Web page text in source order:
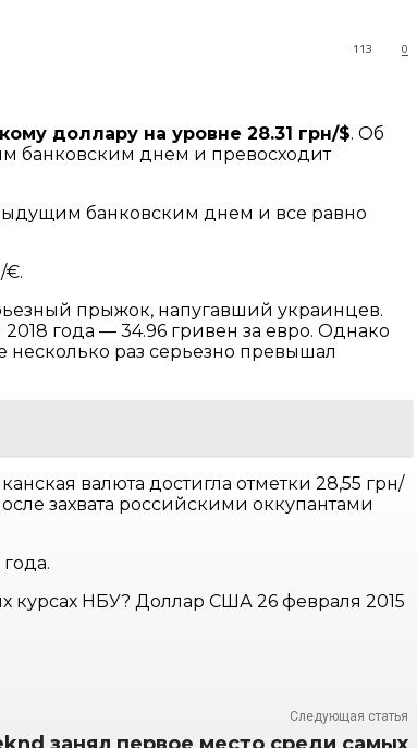
0
113
доллару на уровне 28.31 грн/$. Об
банковским днем и превосходит
банковским днем и все равно
€.
прыжок, напугавший украинцев.
года — 34.96 гривен за евро. Однако
несколько раз серьезно превышал
валюта достигла отметки 28,55 грн/
захвата российскими оккупантами
НБУ? Доллар США 26 февраля 2015
Следующая статья